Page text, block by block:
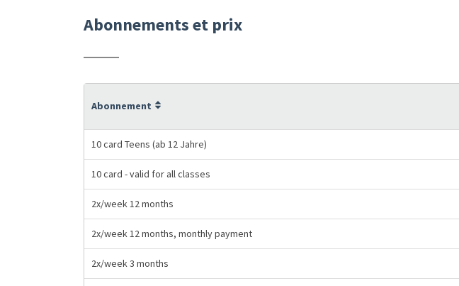
Abonnements et prix
Abonnement
10 card Teens (ab 12 Jahre)
10 card - valid for all classes
2x/week 12 months
2x/week 12 months, monthly payment
2x/week 3 months